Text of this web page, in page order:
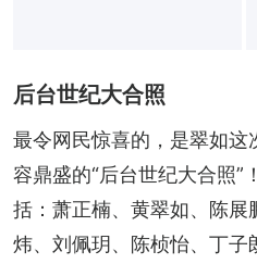
后台世纪大合照
最令网民惊喜的，是翠如
容鼎盛的“后台世纪大合照”
括：萧正楠、黄翠如、陈
炜、刘佩玥、陈桢怡、丁